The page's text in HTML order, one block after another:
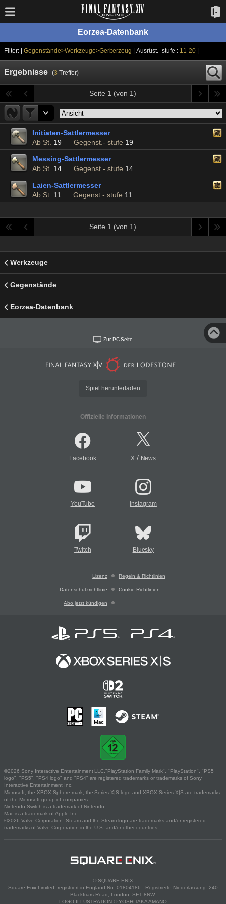
Eorzea-Datenbank
Filter: | Gegenstände>Werkzeuge>Gerberzeug | Ausrüst.- stufe : 11-20
Ergebnisse (3 Treffer)
Seite 1 (von 1)
Initiaten-Sattlermesser
Ab St. 19 Gegenst.- stufe 19
Messing-Sattlermesser
Ab St. 14 Gegenst.- stufe 14
Laien-Sattlermesser
Ab St. 11 Gegenst.- stufe 11
Seite 1 (von 1)
Werkzeuge
Gegenstände
Eorzea-Datenbank
Zur PC-Seite
Spiel herunterladen
Offizielle Informationen
Facebook X/ News
YouTube Instagram
Twitch Bluesky
Lizenz Regeln & Richtlinien
Datenschutzrichtlinie Cookie-Richtlinien
Abo jetzt kündigen
©2026 Sony Interactive Entertainment LLC."PlayStation Family Mark", "PlayStation", "PS5
logo", "PS5", "PS4 logo" and "PS4" are registered trademarks or trademarks of Sony
Interactive Entertainment Inc.
Microsoft, the XBOX Sphere mark, the Series X|S logo and XBOX Series X|S are trademarks
of the Microsoft group of companies.
Nintendo Switch is a trademark of Nintendo.
Mac is a trademark of Apple Inc.
©2026 Valve Corporation. Steam and the Steam logo are trademarks and/or registered
trademarks of Valve Corporation in the U.S. and/or other countries.
© SQUARE ENIX
Square Enix Limited, registriert in England No. 01804186 - Registrierte Niederlassung: 240
Blackfriars Road, London, SE1 8NW.
LOGO ILLUSTRATION:© YOSHITAKA AMANO